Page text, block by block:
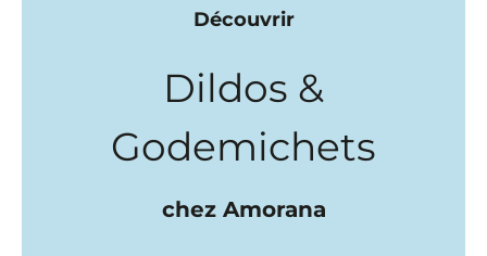
Découvrir
Dildos &
Godemichets
chez Amorana